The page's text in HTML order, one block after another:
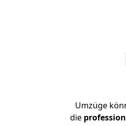
Umzüge
die